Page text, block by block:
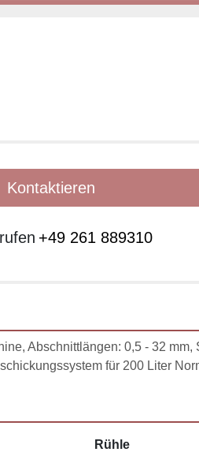
Kontaktieren
+49 261 889310
Abschnittlängen: 0,5 - 32 mm,
für 200 Liter
Rühle